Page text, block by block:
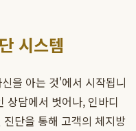
시스템
을 아는 것'에서 시작됩니
상담에서 벗어나, 인바디
단을 통해 고객의 체지방